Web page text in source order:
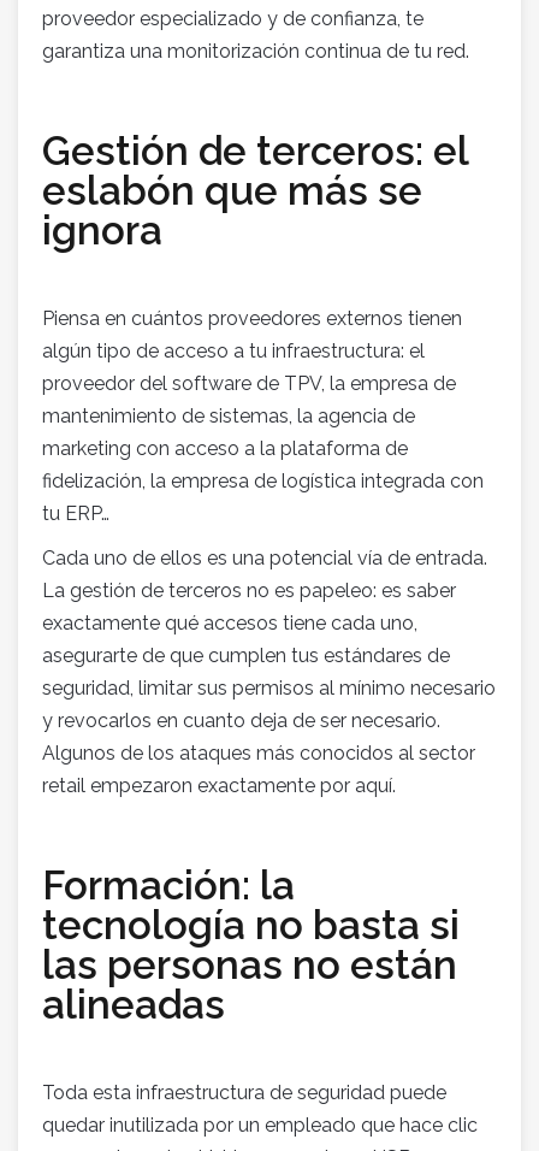
proveedor especializado y de confianza, te
garantiza una monitorización continua de tu red.
Gestión de terceros: el
eslabón que más se
ignora
Piensa en cuántos proveedores externos tienen
algún tipo de acceso a tu infraestructura: el
proveedor del software de TPV, la empresa de
mantenimiento de sistemas, la agencia de
marketing con acceso a la plataforma de
fidelización, la empresa de logística integrada con
tu ERP…
Cada uno de ellos es una potencial vía de entrada.
La gestión de terceros no es papeleo: es saber
exactamente qué accesos tiene cada uno,
asegurarte de que cumplen tus estándares de
seguridad, limitar sus permisos al mínimo necesario
y revocarlos en cuanto deja de ser necesario.
Algunos de los ataques más conocidos al sector
retail empezaron exactamente por aquí.
Formación: la
tecnología no basta si
las personas no están
alineadas
Toda esta infraestructura de seguridad puede
quedar inutilizada por un empleado que hace clic